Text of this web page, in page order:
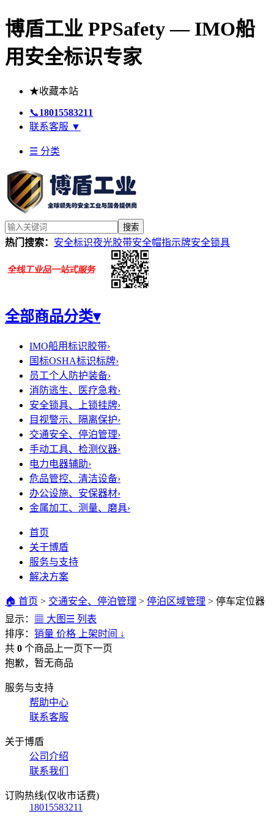
博盾工业 PPSafety — IMO船
用安全标识专家
★收藏本站
📞18015583211
联系客服 ▼
☰ 分类
搜索
热门搜索： 安全标识夜光胶带安全帽指示牌安全锁具
全部商品分类▾
IMO船用标识胶带›
国标OSHA标识标牌›
员工个人防护装备›
消防逃生、医疗急救›
安全锁具、上锁挂牌›
目视警示、隔离保护›
交通安全、停泊管理›
手动工具、检测仪器›
电力电器辅助›
危品管控、清洁设备›
办公设施、安保器材›
金属加工、测量、磨具›
首页
关于博盾
服务与支持
解决方案
🏠 首页 > 交通安全、停泊管理 > 停泊区域管理 > 停车定位器
显示：
▦ 大图 ☰ 列表
排序： 销量 价格 上架时间 ↓
共 0 个商品 上一页下一页
抱歉，暂无商品
服务与支持
帮助中心
联系客服
关于博盾
公司介绍
联系我们
订购热线(仅收市话费)
18015583211